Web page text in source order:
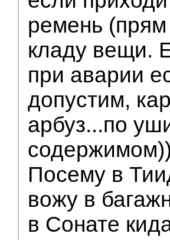
ремень
кладу вещи.
при аварии
допустим,
арбуз...по
содержимом))
Посему в
вожу в
в Сонате